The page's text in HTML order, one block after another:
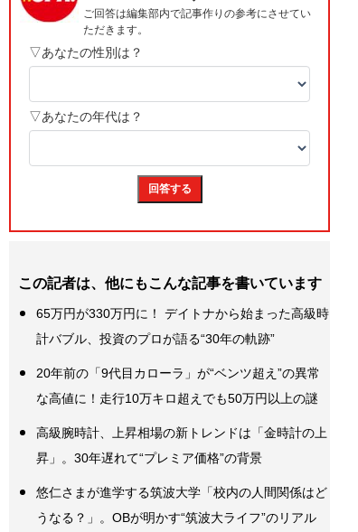
この記者は、他にもこんな記事を書いています
65万円が330万円に！ デイトナから始まった高級時
計バブル、投資のプロが語る“30年の軌跡”
20年前の「9代目カローラ」が“ベンツ超え”の異常
な高値に！走行10万キロ超えでも50万円以上の謎
高級腕時計、上昇相場の新トレンドは「金時計の上
昇」。30年遅れて“プレミア価格”の背景
悠仁さまが進学する筑波大学「校内の人間関係はど
うなる？」。OBが明かす“筑波大ライフ”のリアル